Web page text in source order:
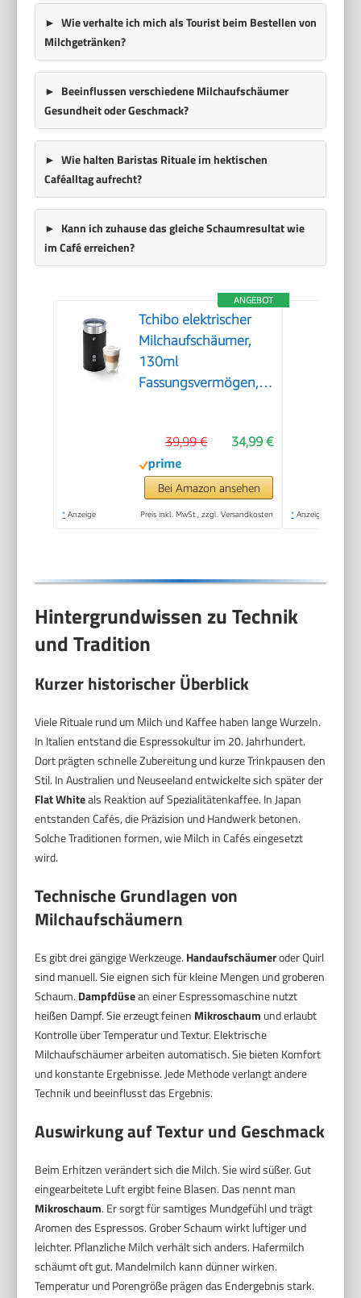
Wie verhalte ich mich als Tourist beim Bestellen von
Milchgetränken?
Beeinflussen verschiedene Milchaufschäumer
Gesundheit oder Geschmack?
Wie halten Baristas Rituale im hektischen
Caféalltag aufrecht?
Kann ich zuhause das gleiche Schaumresultat wie
im Café erreichen?
ANGEBOT
Tchibo elektrischer
Milchaufschäumer,
130ml
Fassungsvermögen,
Antihaftbeschichtung,
warmer und kalter
Milchschaum, für
Latte Macchiato,
34,99 €
39,99 €
Bei Amazon ansehen
* Anzeige Preis inkl. MwSt., zzgl. Versandkosten * Anzeige
Hintergrundwissen zu Technik
und Tradition
Kurzer historischer Überblick
Viele Rituale rund um Milch und Kaffee haben lange Wurzeln.
In Italien entstand die Espressokultur im 20. Jahrhundert.
Dort prägten schnelle Zubereitung und kurze Trinkpausen den
Stil. In Australien und Neuseeland entwickelte sich später der
Flat Whiteals Reaktion auf Spezialitätenkaffee. In Japan
entstanden Cafés, die Präzision und Handwerk betonen.
Solche Traditionen formen, wie Milch in Cafés eingesetzt
wird.
Technische Grundlagen von
Milchaufschäumern
Es gibt drei gängige Werkzeuge. Handaufschäumeroder Quirl
sind manuell. Sie eignen sich für kleine Mengen und groberen
Schaum. Dampfdüsean einer Espressomaschine nutzt
heißen Dampf. Sie erzeugt feinen Mikroschaum und erlaubt
Kontrolle über Temperatur und Textur. Elektrische
Milchaufschäumer arbeiten automatisch. Sie bieten Komfort
und konstante Ergebnisse. Jede Methode verlangt andere
Technik und beeinflusst das Ergebnis.
Auswirkung auf Textur und Geschmack
Beim Erhitzen verändert sich die Milch. Sie wird süßer. Gut
eingearbeitete Luft ergibt feine Blasen. Das nennt man
Mikroschaum. Er sorgt für samtiges Mundgefühl und trägt
Aromen des Espressos. Grober Schaum wirkt luftiger und
leichter. Pflanzliche Milch verhält sich anders. Hafermilch
schäumt oft gut. Mandelmilch kann dünner wirken.
Temperatur und Porengröße prägen das Endergebnis stark.